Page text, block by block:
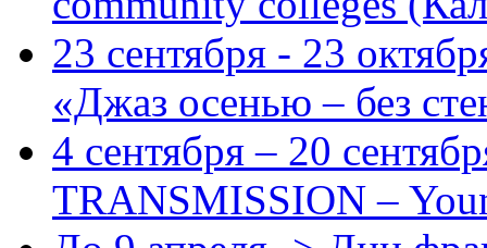
23 сентября - 23
«Джаз осенью – без
4 сентября – 20
TRANSMISSION –